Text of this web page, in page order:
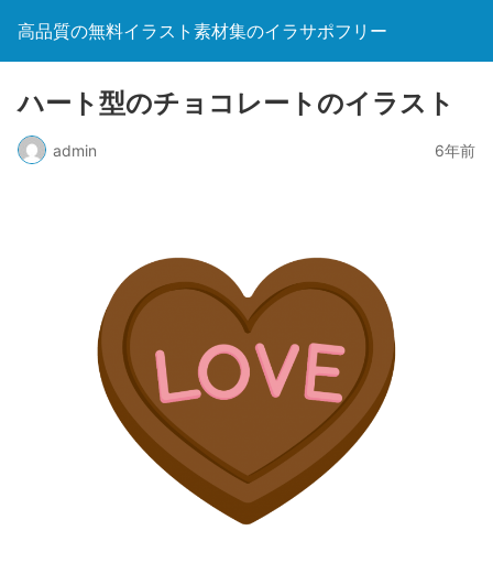
高品質の無料イラスト素材集のイラサポフリー
ハート型のチョコレートのイラスト
admin 6年前